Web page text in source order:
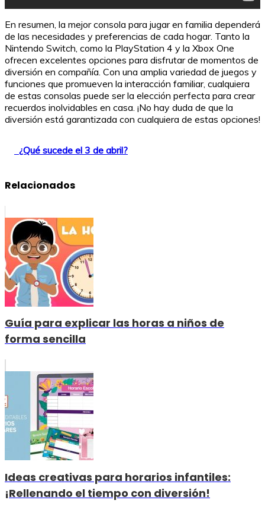
En resumen, la mejor consola para jugar en familia dependerá
de las necesidades y preferencias de cada hogar. Tanto la
Nintendo Switch, como la PlayStation 4 y la Xbox One
ofrecen excelentes opciones para disfrutar de momentos de
diversión en compañía. Con una amplia variedad de juegos y
funciones que promueven la interacción familiar, cualquiera
de estas consolas puede ser la elección perfecta para crear
recuerdos inolvidables en casa. ¡No hay duda de que la
diversión está garantizada con cualquiera de estas opciones!
¿Qué sucede el 3 de abril?
Relacionados
Guía para explicar las horas a niños de
forma sencilla
Ideas creativas para horarios infantiles:
¡Rellenando el tiempo con diversión!